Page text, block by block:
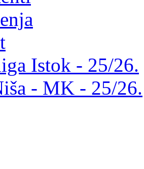
Istok - 25/26.
- MK - 25/26.